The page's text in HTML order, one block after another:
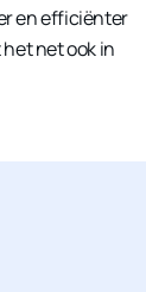
en efficiënter
net ook in